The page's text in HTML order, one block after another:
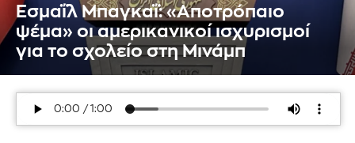
Εσμαΐλ Μπαγκαΐ: «Αποτρόπαιο
ψέμα» οι αμερικανικοί ισχυρισμοί
για το σχολείο στη Μινάμπ